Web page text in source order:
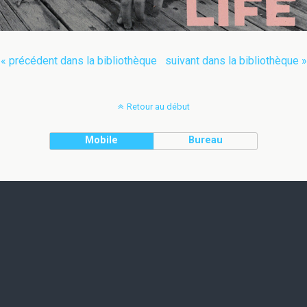
« précédent dans la bibliothèque suivant dans la bibliothèque »
Retour au début
Mobile Bureau